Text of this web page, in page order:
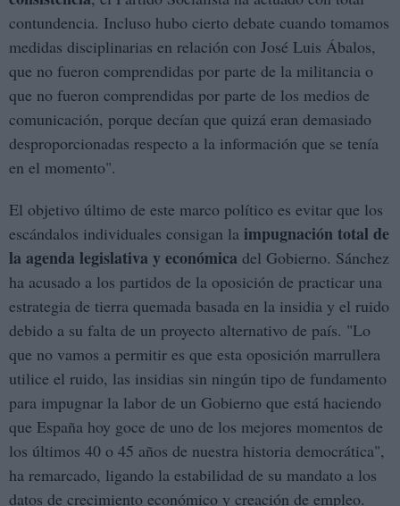
contundencia. Incluso hubo cierto debate cuando tomamos
medidas disciplinarias en relación con José Luis Ábalos,
que no fueron comprendidas por parte de la militancia o
que no fueron comprendidas por parte de los medios de
comunicación, porque decían que quizá eran demasiado
desproporcionadas respecto a la información que se tenía
en el momento".
El objetivo último de este marco político es evitar que los
escándalos individuales consigan la impugnación total de
la agenda legislativa y económica del Gobierno. Sánchez
ha acusado a los partidos de la oposición de practicar una
estrategia de tierra quemada basada en la insidia y el ruido
debido a su falta de un proyecto alternativo de país. "Lo
que no vamos a permitir es que esta oposición marrullera
utilice el ruido, las insidias sin ningún tipo de fundamento
para impugnar la labor de un Gobierno que está haciendo
que España hoy goce de uno de los mejores momentos de
los últimos 40 o 45 años de nuestra historia democrática",
ha remarcado, ligando la estabilidad de su mandato a los
datos de crecimiento económico y creación de empleo.